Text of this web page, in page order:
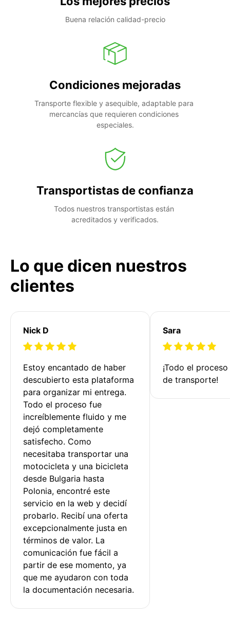
Buena relación calidad-precio
Condiciones mejoradas
Transporte flexible y asequible, adaptable para
mercancías que requieren condiciones
especiales.
Transportistas de confianza
Todos nuestros transportistas están
acreditados y verificados.
Lo que dicen nuestros
clientes
Nick D
Estoy encantado de haber
descubierto esta plataforma
para organizar mi entrega.
Todo el proceso fue
increíblemente fluido y me
dejó completamente
satisfecho. Como
necesitaba transportar una
motocicleta y una bicicleta
desde Bulgaria hasta
Polonia, encontré este
servicio en la web y decidí
probarlo. Recibí una oferta
excepcionalmente justa en
términos de valor. La
comunicación fue fácil a
partir de ese momento, ya
que me ayudaron con toda
la documentación necesaria.
Sara
¡Todo el
de transporte!